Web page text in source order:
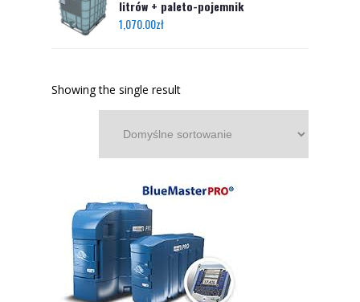
litrów + paleto-pojemnik
1,070.00zł
Showing the single result